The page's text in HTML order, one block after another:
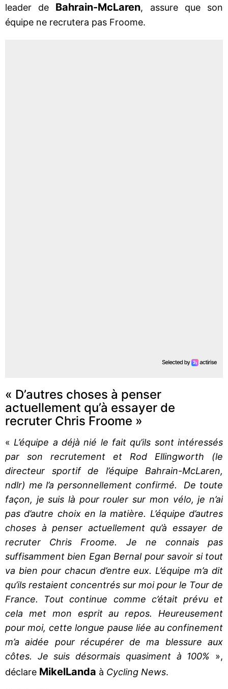
leader de Bahrain-McLaren, assure que son
équipe ne recrutera pas Froome.
« D’autres choses à penser
actuellement qu’à essayer de
recruter Chris Froome »
« L’équipe a déjà nié le fait qu’ils sont intéressés
par son recrutement et Rod Ellingworth (le
directeur sportif de l’équipe Bahrain-McLaren,
ndlr) me l’a personnellement confirmé. De toute
façon, je suis là pour rouler sur mon vélo, je n’ai
pas d’autre choix en la matière. L’équipe d’autres
choses à penser actuellement qu’à essayer de
recruter Chris Froome. Je ne connais pas
suffisamment bien Egan Bernal pour savoir si tout
va bien pour chacun d’entre eux. L’équipe m’a dit
qu’ils restaient concentrés sur moi pour le Tour de
France. Tout continue comme c’était prévu et
cela met mon esprit au repos. Heureusement
pour moi, cette longue pause liée au confinement
m’a aidée pour récupérer de ma blessure aux
côtes. Je suis désormais quasiment à 100% »,
déclare MikelLanda à Cycling News.